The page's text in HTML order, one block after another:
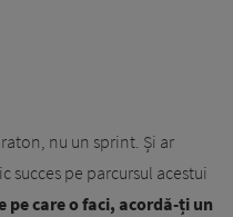
nu un sprint. Și ar
succes pe parcursul acestui
pe care o faci, acordă-ți un